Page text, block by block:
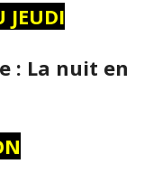
JEUDI
: La nuit en